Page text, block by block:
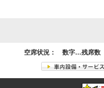
空席状況： 数字…残席数